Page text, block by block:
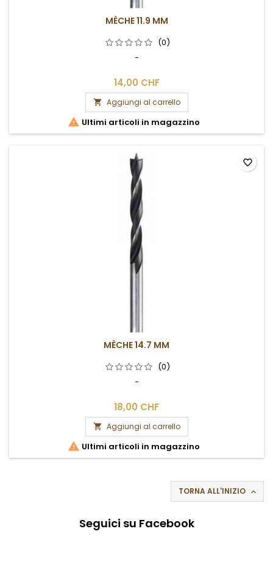
MÈCHE 11.9 MM
(0)
-
14,00 CHF
 Aggiungi al carrello
 Ultimi articoli in magazzino
MÈCHE 14.7 MM
(0)
-
18,00 CHF
 Aggiungi al carrello
 Ultimi articoli in magazzino
favorite_border
TORNA ALL'INIZIO 
Seguici su Facebook